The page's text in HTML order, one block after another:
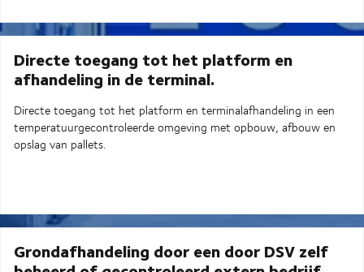
Directe toegang tot het platform en
afhandeling in de terminal.
Directe toegang tot het platform en terminalafhandeling in een
temperatuurgecontroleerde omgeving met opbouw, afbouw en
opslag van pallets.
Grondafhandeling door een door DSV zelf